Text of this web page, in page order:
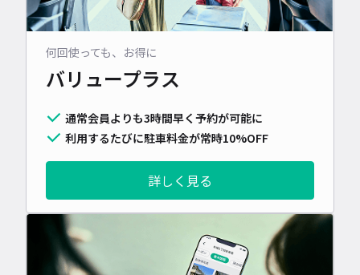
何回使っても、お得に
バリュープラス
通常会員よりも3時間早く予約が可能に
利用するたびに駐車料金が常時10%OFF
詳しく見る